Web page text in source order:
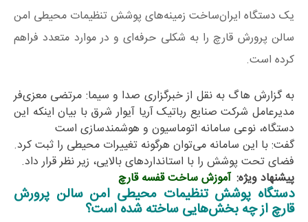
یک دستگاه ایران‌ساخت زمینه‌های پوشش تنظیمات محیطی امن
سالن پرورش قارچ را به شکلی حرفه‌ای و در موارد متعدد فراهم
کرده است.
به گزارش هاگ به نقل از خبرگزاری صدا و سیما: مرتضی معزی‌فر
مدیرعامل شرکت صنایع رباتیک آریا آیوار شرق با بیان اینکه این
دستگاه، نوعی سامانه اتوماسیون و هوشمندسازی است
گفت: با این سامانه می‌توان هرگونه تغییرات محیطی را ثبت کرد.
فضای تحت پوشش را با استاندارد‌های بالایی، زیر نظر قرار داد.
پیشنهاد ویژه: آموزش ساخت قفسه قارچ
دستگاه پوشش تنظیمات محیطی امن سالن پرورش
قارچاز چه بخش‌هایی ساخته شده است؟